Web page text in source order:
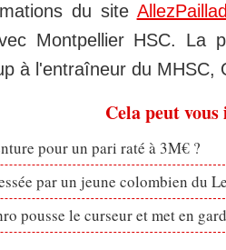
du site
Montpellier HSC. La
à l'entraîneur du MHSC,
Cela peut
pour un pari raté à 3M€ ?
par un jeune colombien du
pousse le curseur et met en